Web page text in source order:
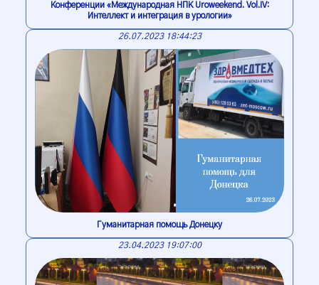
Конференции «Международная НПК Uroweekend. Vol.IV:
Интеллект и интеграция в урологии»
26.07.2023 18:44:23
Гуманитарная помощь Донецку
23.04.2023 19:07:00